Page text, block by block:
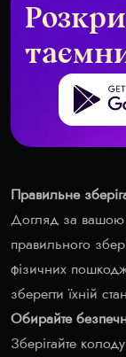
Get it on
Правильне
Догляд за вашою
правильного
фізичних
зберегти їхній
Обирайте
Зберігайте